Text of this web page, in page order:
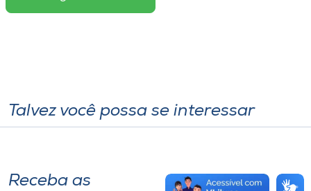
Talvez você possa se interessar
Receba as